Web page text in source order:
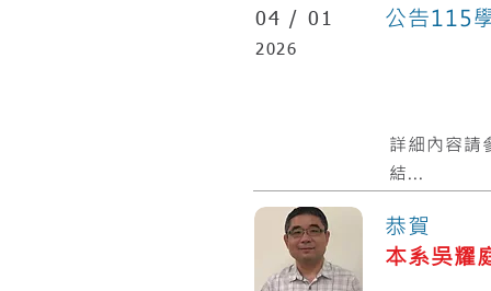
04 / 01
2026
公告115
詳細內容請
結...
恭賀
本系吳耀